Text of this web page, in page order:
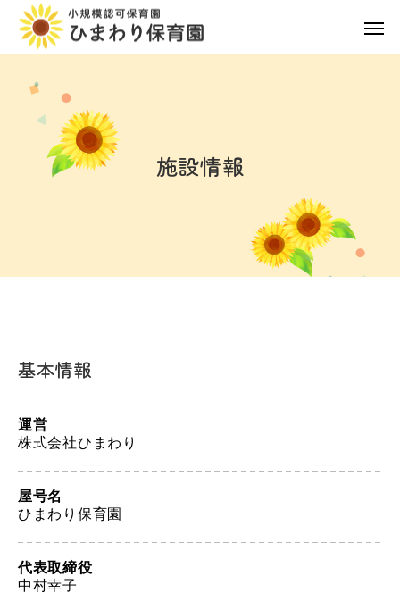
施設情報
基本情報
運営
株式会社ひまわり
屋号名
ひまわり保育園
代表取締役
中村幸子